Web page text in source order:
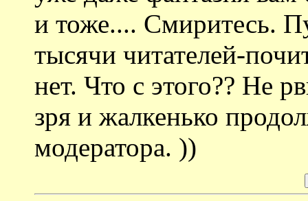
и тоже.... Смиритесь.
тысячи читателей-
нет. Что с этого?? Не
зря и жалкенько
модератора. ))